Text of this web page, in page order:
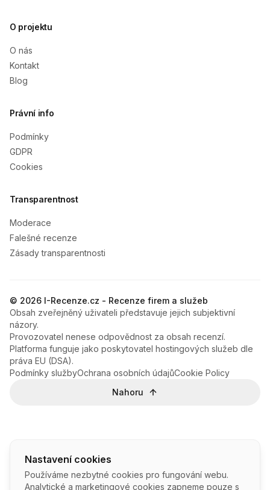
Nastavení cookies
Používáme nezbytné cookies pro fungování webu.
Analytické a marketingové cookies zapneme pouze s
O projektu
O nás
Kontakt
Blog
Právní info
Podmínky
GDPR
Cookies
Transparentnost
Moderace
Falešné recenze
Zásady transparentnosti
© 2026 I-Recenze.cz - Recenze firem a služeb
Obsah zveřejněný uživateli představuje jejich subjektivní
názory.
Provozovatel nenese odpovědnost za obsah recenzí.
Platforma funguje jako poskytovatel hostingových služeb dle
práva EU (DSA).
Podmínky službyOchrana osobních údajůCookie Policy
Nahoru